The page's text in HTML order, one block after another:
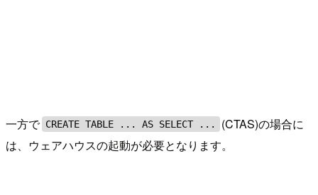
一方で CREATE TABLE ... AS SELECT ...
(CTAS)の場合に
は、ウェアハウスの起動が必要となります。